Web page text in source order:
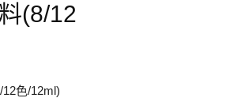
(8/12
色/12ml)